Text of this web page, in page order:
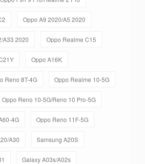
Oppo A9 2020/A5 2020
A33 2020 Oppo Realme C15
Oppo A16K
Reno 8T-4G Oppo Realme 10-5G
Oppo Reno 10-5G/Reno 10 Pro-5G
4G Oppo Reno 11F-5G
A30 Samsung A20S
Galaxy A03s/A02s